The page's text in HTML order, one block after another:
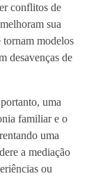
conflitos de
sua
tornam modelos
desavenças de
uma
familiar e o
uma
a mediação
ou